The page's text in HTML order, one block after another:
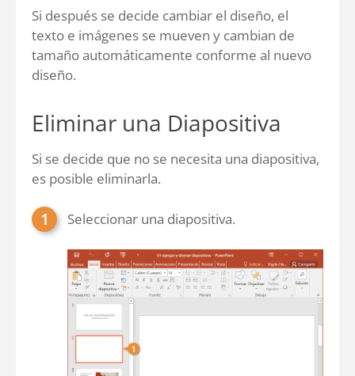
Si después se decide cambiar el diseño, el
texto e imágenes se mueven y cambian de
tamaño automáticamente conforme al nuevo
diseño.
Eliminar una Diapositiva
Si se decide que no se necesita una diapositiva,
es posible eliminarla.
Seleccionar una diapositiva.